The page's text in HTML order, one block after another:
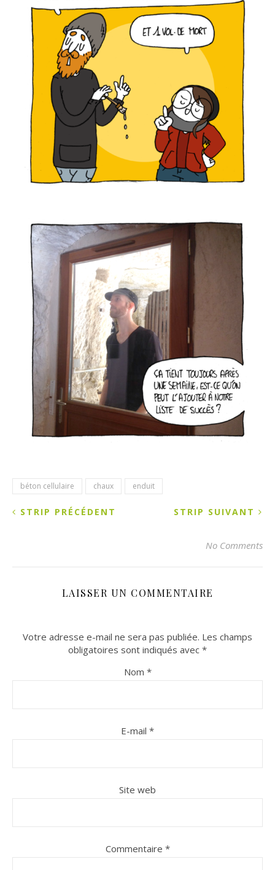
béton cellulaire chaux enduit
STRIP SUIVANT
STRIP PRÉCÉDENT
No Comments
LAISSER UN COMMENTAIRE
Votre adresse e-mail ne sera pas publiée. Les champs
obligatoires sont indiqués avec *
Nom *
E-mail *
Site web
Commentaire *